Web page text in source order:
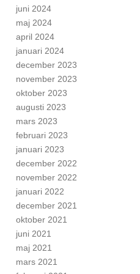
juni 2024
maj 2024
april 2024
januari 2024
december 2023
november 2023
oktober 2023
augusti 2023
mars 2023
februari 2023
januari 2023
december 2022
november 2022
januari 2022
december 2021
oktober 2021
juni 2021
maj 2021
mars 2021